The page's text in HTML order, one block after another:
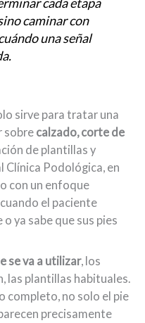
caminar con
una señal
sirve para tratar una
sobre calzado, corte de
de plantillas y
Clínica Podológica, en
con un enfoque
el paciente
ya sabe que sus pies
se va a utilizar, los
las plantillas habituales.
completo, no solo el pie
precisamente